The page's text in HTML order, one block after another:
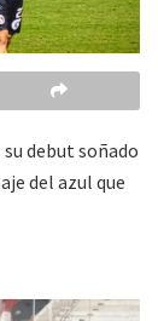
debut soñado
del azul que